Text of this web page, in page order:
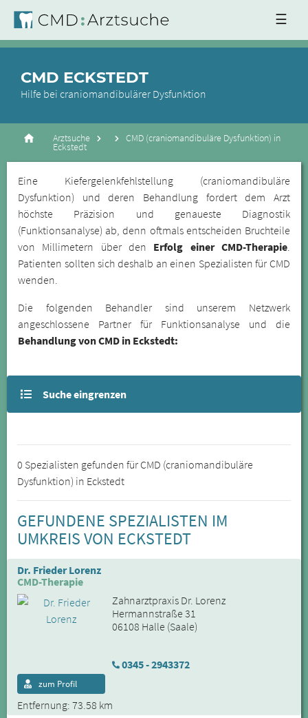
☰
CMD ECKSTEDT
Hilfe bei craniomandibulärer Dysfunktion
Arztsuche CMD (craniomandibuläre Dysfunktion) in
Eckstedt
Eine Kiefergelenkfehlstellung (craniomandibuläre
Dysfunktion) und deren Behandlung fordert dem Arzt
höchste Präzision und genaueste Diagnostik
(Funktionsanalyse) ab, denn oftmals entscheiden Bruchteile
von Millimetern über den Erfolg einer CMD-Therapie.
Patienten sollten sich deshalb an einen Spezialisten für CMD
wenden.
Die folgenden Behandler sind unserem Netzwerk
angeschlossene Partner für Funktionsanalyse und die
Behandlung von CMD in Eckstedt:
Suche eingrenzen
0 Spezialisten gefunden für CMD (craniomandibuläre
Dysfunktion) in Eckstedt
GEFUNDENE SPEZIALISTEN IM
UMKREIS VON ECKSTEDT
Dr. Frieder Lorenz
CMD-Therapie
Zahnarztpraxis Dr. Lorenz
Hermannstraße 31
06108 Halle (Saale)
0345 - 2943372
Entfernung: 73.58 km
zum Profil